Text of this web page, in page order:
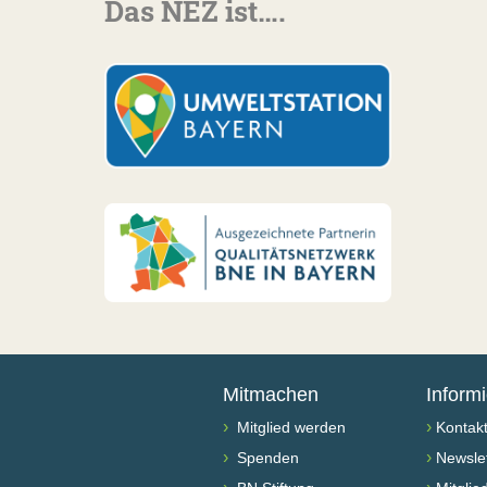
Das NEZ ist….
Mitmachen
› Mitglied werden
› Spenden
› Kontakt
›